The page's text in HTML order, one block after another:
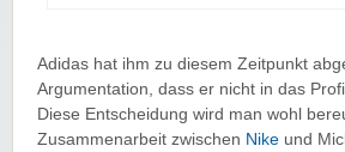
Adidas hat ihm zu diesem Zeitpunkt
Argumentation, dass er nicht in das
Diese Entscheidung wird man wohl
Zusammenarbeit zwischen Nike und